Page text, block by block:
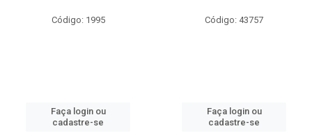
Código: 1995
Faça login ou
cadastre-se
Código: 43757
Faça login ou
cadastre-se